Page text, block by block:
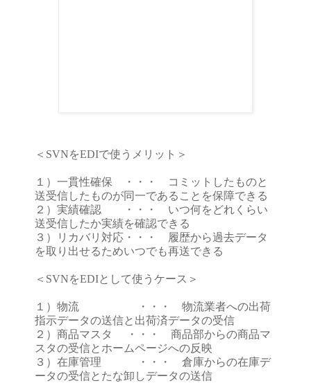
＜SVNをEDIで使うメリット＞
１）一貫性確保 ・・・ コミットしたものと
送受信したものが同一であることを保障できる
２）実績確認 ・・・ いつ何をどれくらい
送受信したか実績を確認できる
３）リカバリ対応・・・ 履歴から過去データ
を取り出せるためいつでも再送できる
＜SVNをEDIとして使うケース＞
１）物流 ・・・ 物流業者への出荷
指示データの送信と出荷済データの受信
２）商品マスタ ・・・ 商品部からの商品マ
スタの受信とホームページへの反映
３）在庫管理 ・・・ 倉庫からの在庫デ
ータの受信とたな卸しデータの送信